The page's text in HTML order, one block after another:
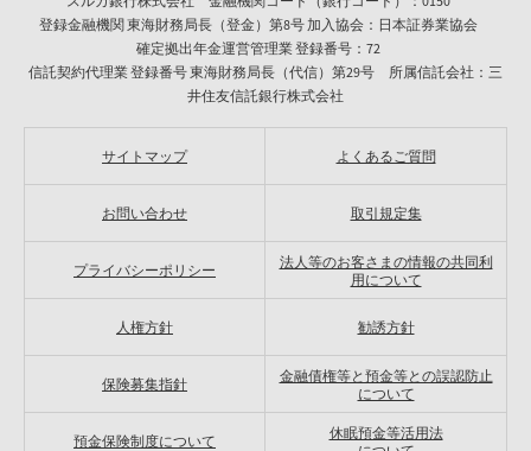
登録金融機関 東海財務局長（登金）第8号 加入協会：日本証券業協会
確定拠出年金運営管理業 登録番号：72
信託契約代理業 登録番号 東海財務局長（代信）第29号 所属信託会社：三
井住友信託銀行株式会社
サイトマップ よくあるご質問
お問い合わせ 取引規定集
プライバシーポリシー
法人等のお客さまの情報の共同利
用について
人権方針 勧誘方針
保険募集指針
金融債権等と預金等との誤認防止
について
預金保険制度について
休眠預金等活用法